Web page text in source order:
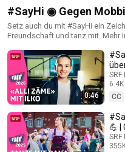
#SayHi ◉ Gegen
Kids
Setz auch du mit #SayHi ein
Freundschaft und tanz mit. Mehr
0:46
Kids
CC
💪 |
SRF